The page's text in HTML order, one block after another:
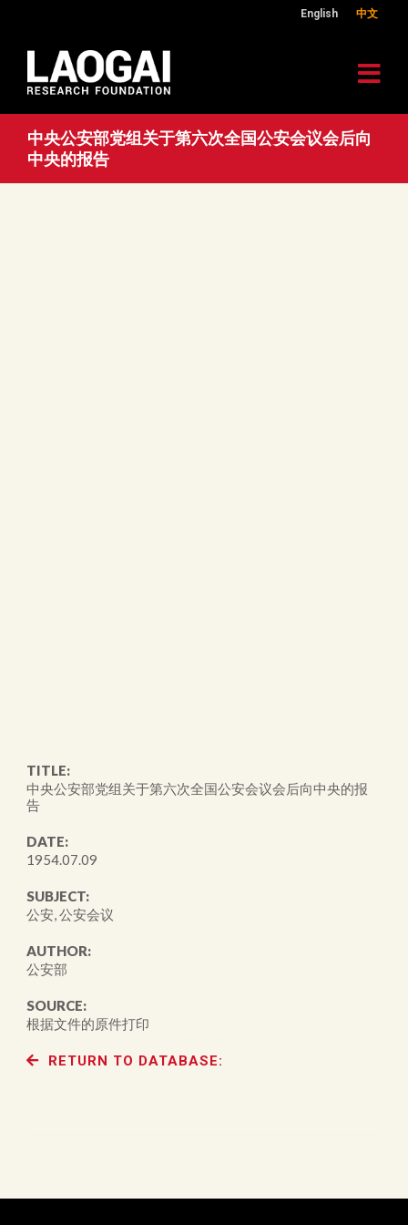
English 中文
中央公安部党组关于第六次全国公安会议会后向
中央的报告
TITLE:
中央公安部党组关于第六次全国公安会议会后向中央的报
告
DATE:
1954.07.09
SUBJECT:
公安, 公安会议
AUTHOR:
公安部
SOURCE:
根据文件的原件打印
RETURN TO DATABASE: